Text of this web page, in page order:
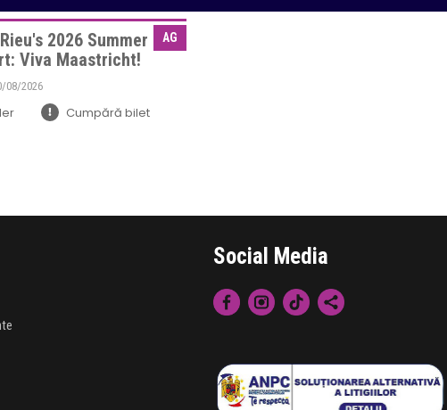
AG
2026 Summer
Viva Maastricht!
08/2026
Cumpără bilet
Lansare:
Social Media